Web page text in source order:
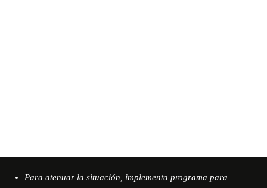
Para atenuar la situación, implementa programa para